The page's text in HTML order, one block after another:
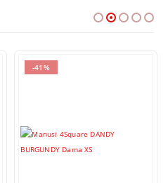
-41%